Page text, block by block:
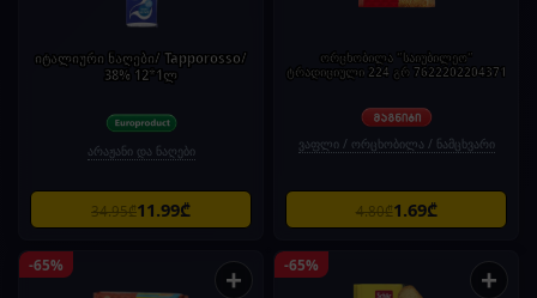
იტალიური ნაღები/ Tapporosso/
38% 12*1ლ
არაჟანი და ნაღები
34.95₾11.99₾
ორცხობილა "საიუბილეო"
ტრადიციული 224 გრ 7622202204371
ვაფლი / ორცხობილა / ნამცხვარი
4.80₾1.69₾
-65% + -65% +